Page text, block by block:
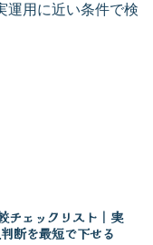
運用に近い条件で検
チェックリスト｜実
断を最短で下せる